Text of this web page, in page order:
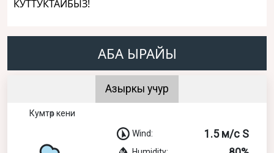
КУТТУКТАЙБЫЗ!
АБА ЫРАЙЫ
Азыркы учур
Кумтөр кени
Wind: 1.5 м/с S